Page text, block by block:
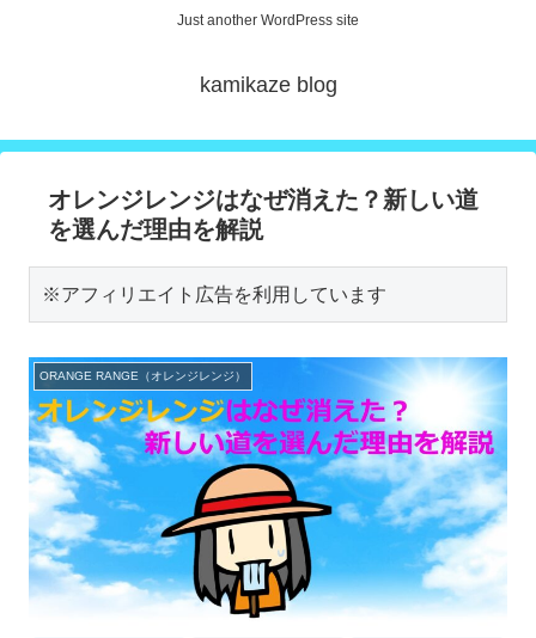
Just another WordPress site
kamikaze blog
オレンジレンジはなぜ消えた？新しい道
を選んだ理由を解説
※アフィリエイト広告を利用しています
ORANGE RANGE（オレンジレンジ）